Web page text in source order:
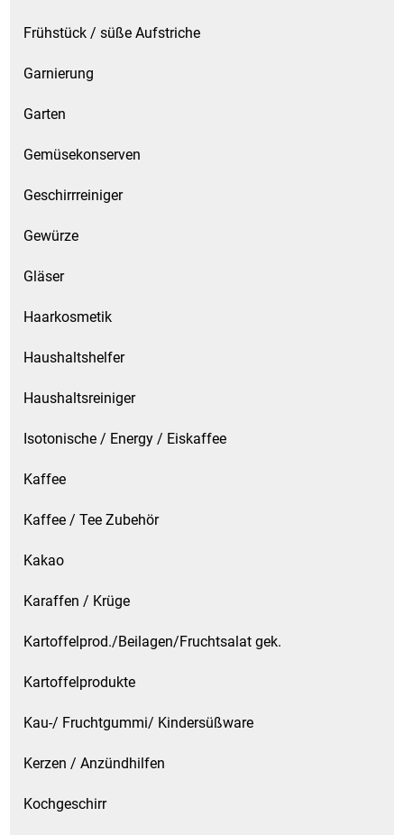
Frühstück / süße Aufstriche
Garnierung
Garten
Gemüsekonserven
Geschirrreiniger
Gewürze
Gläser
Haarkosmetik
Haushaltshelfer
Haushaltsreiniger
Isotonische / Energy / Eiskaffee
Kaffee
Kaffee / Tee Zubehör
Kakao
Karaffen / Krüge
Kartoffelprod./Beilagen/Fruchtsalat gek.
Kartoffelprodukte
Kau-/ Fruchtgummi/ Kindersüßware
Kerzen / Anzündhilfen
Kochgeschirr